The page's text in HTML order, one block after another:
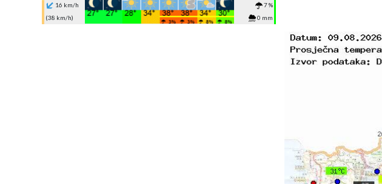
16 km/h
7 %
(38 km/h)
0 mm